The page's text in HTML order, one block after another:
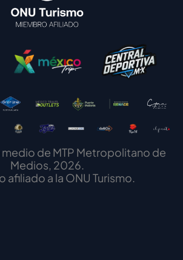
medio de MTP Metropolitano de
Medios, 2026.
afiliado a la ONU Turismo.